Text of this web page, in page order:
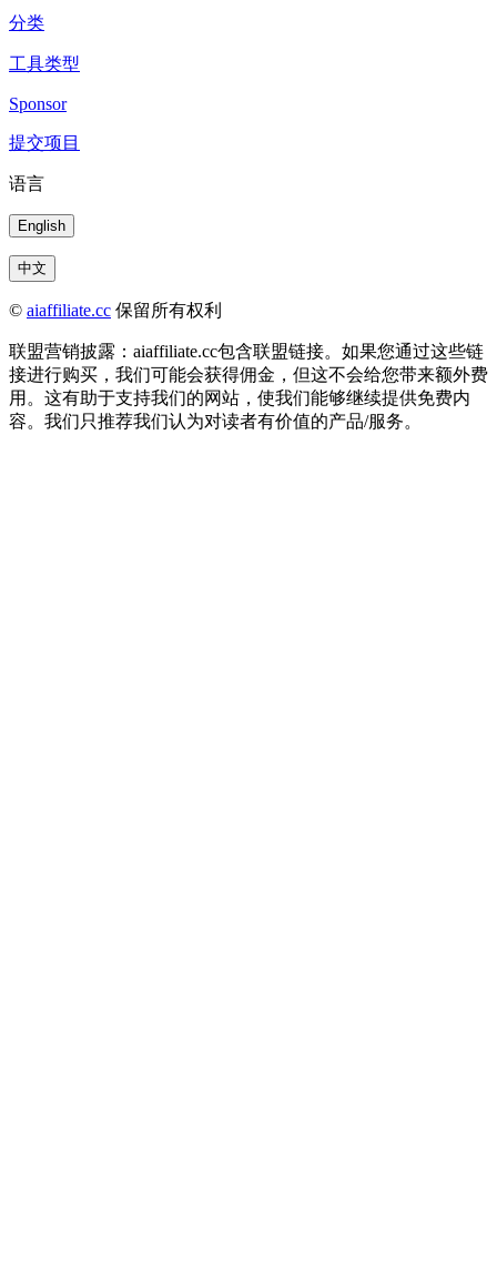
分类
工具类型
Sponsor
提交项目
语言
English
中文
© aiaffiliate.cc 保留所有权利
联盟营销披露：aiaffiliate.cc包含联盟链接。如果您通过这些链
接进行购买，我们可能会获得佣金，但这不会给您带来额外费
用。这有助于支持我们的网站，使我们能够继续提供免费内
容。我们只推荐我们认为对读者有价值的产品/服务。